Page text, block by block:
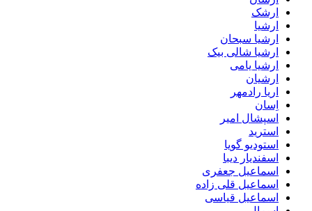
ارشک
ارشیا
ارشیا سبحان
ارشیا شالی بیک
ارشیا یامی
ارشیان
اریا رادمهر
اِسان
اسپشال امیر
استرید
استودیو گویا
اسفندیار دیبا
اسماعیل جعفری
اسماعیل قلی زاده
اسماعیل قیاسی